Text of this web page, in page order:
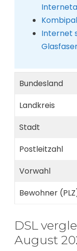
Internet
Bundesland
Landkreis
Stadt
Postleitzahl
Vorwahl
Bewohner
DSL
August